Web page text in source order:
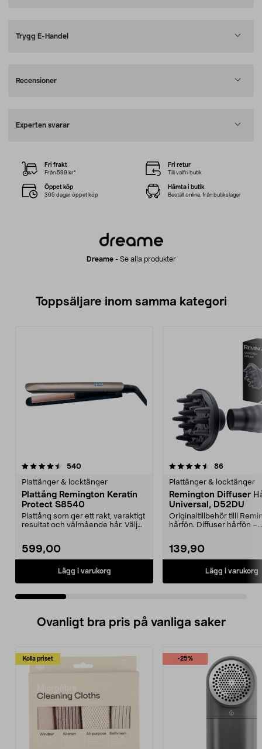
Trygg E-Handel
Recensioner
Experten svarar
Dreame- Se alla produkter
Fri frakt
Från 599 kr*
Fri retur
Till valfri butik
Öppet köp
365 dagar öppet köp
Hämta i butik
Beställ online, från butikslager
Toppsäljare inom samma kategori
540recensioner
Plattänger & locktänger
Plattång Remington Keratin
Protect S8540
Plattång som ger ett rakt, varaktigt
resultat och välmående hår. Välj
599,00
Lägg i varukorg
4.5 av 5 stjärnor 86recensioner
Plattänger & locktänger
Remington Diffuser
Universal, D52DU
Originaltillbehör tilll
hårfön. Diffuser hårfön –
139,90
Lägg i varukorg
3.0 av 5 stjärnor
Ovanligt bra pris på vanliga saker
Kolla priset -25%